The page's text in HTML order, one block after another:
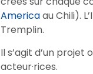
Americaau Chili).
Tremplin.
Il s’agit d’un
acteur·rices.